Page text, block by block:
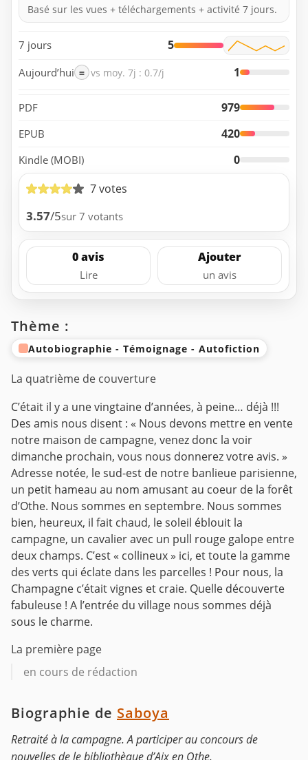
Basé sur les vues + téléchargements + activité 7 jours.
7 jours 5
Aujourd’hui = vs moy. 7j : 0.7/j 1
PDF 979
EPUB 420
Kindle (MOBI)
0
7 votes
3.57/5sur 7 votants
0 avis
Lire
Ajouter
un avis
Thème :
Autobiographie - Témoignage - Autofiction
La quatrième de couverture
C’était il y a une vingtaine d’années, à peine… déjà !!!
Des amis nous disent : « Nous devons mettre en vente
notre maison de campagne, venez donc la voir
dimanche prochain, vous nous donnerez votre avis. »
Adresse notée, le sud-est de notre banlieue parisienne,
un petit hameau au nom amusant au coeur de la forêt
d’Othe. Nous sommes en septembre. Nous sommes
bien, heureux, il fait chaud, le soleil éblouit la
campagne, un cavalier avec un pull rouge galope entre
deux champs. C’est « collineux » ici, et toute la gamme
des verts qui éclate dans les parcelles ! Pour nous, la
Champagne c’était vignes et craie. Quelle découverte
fabuleuse ! A l’entrée du village nous sommes déjà
sous le charme.
La première page
en cours de rédaction
Biographie de Saboya
Retraité à la campagne. A participer au concours de
nouvelles de le bibliothèque d’Aix en Othe.